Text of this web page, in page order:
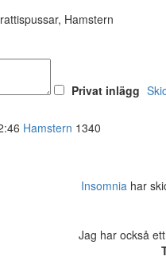
Hamstern
Privat inlägg
Hamstern 1340
Insomnia har
Jag har också